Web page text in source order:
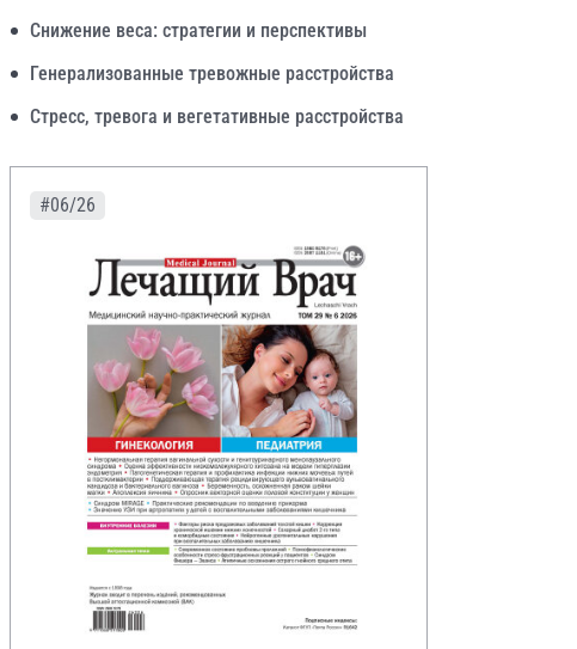
Снижение веса: стратегии и перспективы
Генерализованные тревожные расстройства
Стресс, тревога и вегетативные расстройства
#06/26